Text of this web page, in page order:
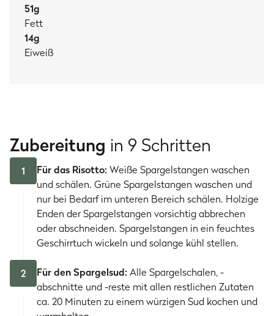
51g
Fett
14g
Eiweiß
Zubereitung in 9 Schritten
1 Für das Risotto: Weiße Spargelstangen waschen
und schälen. Grüne Spargelstangen waschen und
nur bei Bedarf im unteren Bereich schälen. Holzige
Enden der Spargelstangen vorsichtig abbrechen
oder abschneiden. Spargelstangen in ein feuchtes
Geschirrtuch wickeln und solange kühl stellen.
2 Für den Spargelsud: Alle Spargelschalen, -
abschnitte und -reste mit allen restlichen Zutaten
ca. 20 Minuten zu einem würzigen Sud kochen und